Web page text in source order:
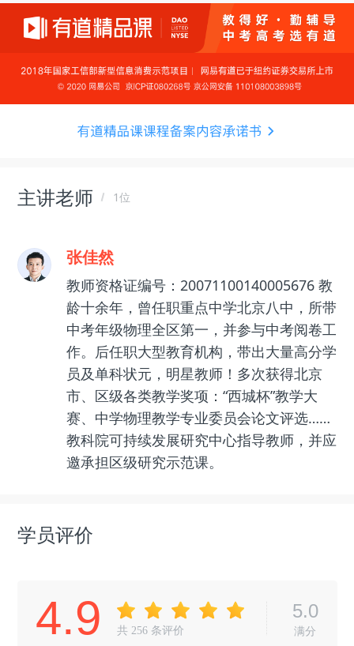
主讲老师 1位
张佳然
教师资格证编号：20071100140005676 教
龄十余年，曾任职重点中学北京八中，所带
中考年级物理全区第一，并参与中考阅卷工
作。后任职大型教育机构，带出大量高分学
员及单科状元，明星教师！多次获得北京
市、区级各类教学奖项：“西城杯”教学大
赛、中学物理教学专业委员会论文评选……
教科院可持续发展研究中心指导教师，并应
邀承担区级研究示范课。
学员评价
4.9 共 256 条评价
5.0
满分